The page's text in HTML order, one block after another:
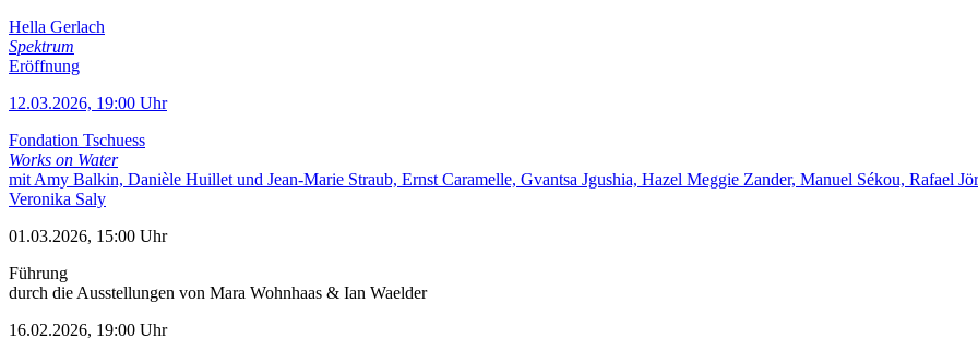
Hella Gerlach
Spektrum
Eröffnung
12.03.2026, 19:00 Uhr
Fondation Tschuess
Works on Water
mit Amy Balkin, Danièle Huillet und Jean-Marie Straub, Ernst Caramelle, Gvantsa Jgushia, Hazel Meggie Zander, Manuel Sékou, Rafael
Veronika Saly
01.03.2026, 15:00 Uhr
Führung
durch die Ausstellungen von Mara Wohnhaas & Ian Waelder
16.02.2026, 19:00 Uhr